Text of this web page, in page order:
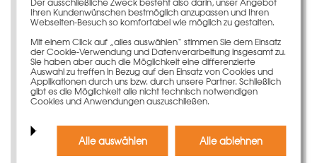
Ihren Kundenwünschen bestmöglich anzupassen und Ihren
Webseiten-Besuch so komfortabel wie möglich zu gestalten.
Mit einem Click auf „alles auswählen“ stimmen Sie dem Einsatz
der Cookie-Verwendung und Datenverarbeitung insgesamt zu.
Sie haben aber auch die Möglichkeit eine differenzierte
Auswahl zu treffen in Bezug auf den Einsatz von Cookies und
Applikationen durch uns bzw. durch unsere Partner. Schließlich
gibt es die Möglichkeit alle nicht technisch notwendigen
Cookies und Anwendungen auszuschließen.
Alle auswählen Alle ablehnen